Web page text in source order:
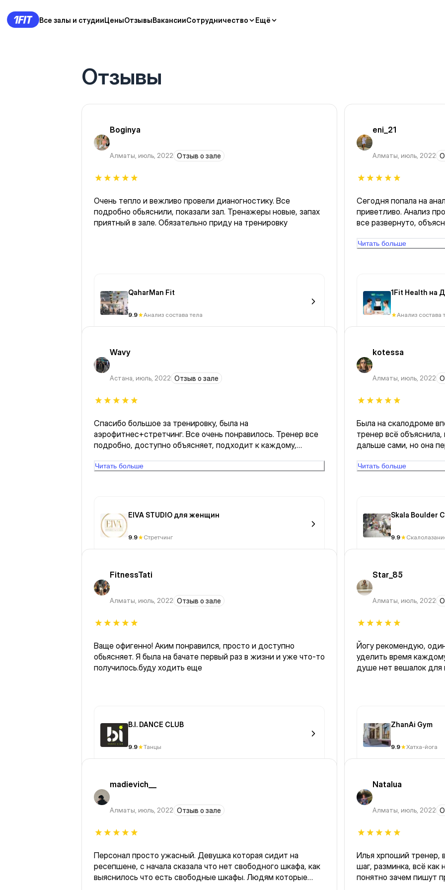
Все залы и студииЦеныОтзывыВакансииСотрудничество Ещё
Отзывы
Boginya
Алматы, июль, 2022 Отзыв о зале
Очень тепло и вежливо провели дианогностику. Все
подробно обьяснили, показали зал. Тренажеры новые, запах
приятный в зале. Обязательно приду на тренировку
QaharMan Fit
9.9 Анализ состава тела
eni_21
Алматы, июль, 2022
Сегодня попала на
приветливо. Анализ
все развернуто, объяснил
Но Александр
Читать больше
1Fit Health на
Анализ состава
Wavy
Астана, июль, 2022 Отзыв о зале
Спасибо большое за тренировку, была на
аэрофитнес+стретчинг. Все очень понравилось. Тренер все
подробно, доступно объясняет, подходит к каждому,
Читать больше
EIVA STUDIO для женщин
9.9 Стретчинг
kotessa
Алматы, июль, 2022
Была на скалодроме
тренер всё
дальше сами, но она
интровертов.
Читать больше
Skala Boulder
9.9
FitnessTati
Алматы, июль, 2022 Отзыв о зале
Ваще офигенно! Аким понравился, просто и доступно
обьясняет. Я была на бачате первый раз в жизни и уже что-то
получилось.буду ходить еще
B.I. DANCE CLUB
9.9 Танцы
Star_85
Алматы, июль, 2022
Йогу рекомендую,
уделить время
душе нет вешалок для
ZhanAi Gym
9.9 Хатха-йога
madievich__
Алматы, июль, 2022 Отзыв о зале
Персонал просто ужасный. Девушка которая сидит на
ресепшене, с начала сказала что нет свободного шкафа, как
выяснилось что есть свободные шкафы. Людям которые
Natalua
Алматы, июль, 2022
Илья хрпоший тренер,
шаг, разминка, всё как
понятно зачем пишут